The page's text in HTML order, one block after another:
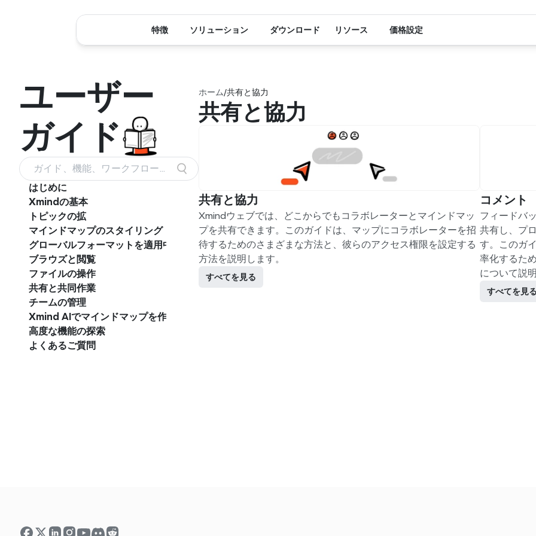
ユーザー
ガイド
ガイド、機能、ワークフロー
を検索
はじめに
Xmindの基本
トピックの拡
マインドマップのスタイリング
グローバルフォーマットを適用中
ブラウズと閲覧
ファイルの操作
共有と共同作業
チームの管理
Xmind AIでマインドマップを作成
高度な機能の探索
よくあるご質問
ホーム /共有と協力
共有と協力
共有と協力
Xmindウェブでは、どこからでもコラボレーターとマインドマッ
プを共有できます。このガイドは、マップにコラボレーターを招
待するためのさまざまな方法と、彼らのアクセス権限を設定する
方法を説明します。
すべてを見る
コメント
フィードバ
共有し、プ
す。このガ
率化するた
について説
すべてを見る
特徴 ソリューション ダウンロード リソース 価格設定